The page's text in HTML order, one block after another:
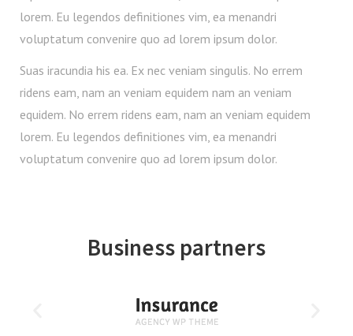
lorem. Eu legendos definitiones vim, ea menandri
voluptatum convenire quo ad lorem ipsum dolor.
Suas iracundia his ea. Ex nec veniam singulis. No errem
ridens eam, nam an veniam equidem nam an veniam
equidem. No errem ridens eam, nam an veniam equidem
lorem. Eu legendos definitiones vim, ea menandri
voluptatum convenire quo ad lorem ipsum dolor.
Business partners